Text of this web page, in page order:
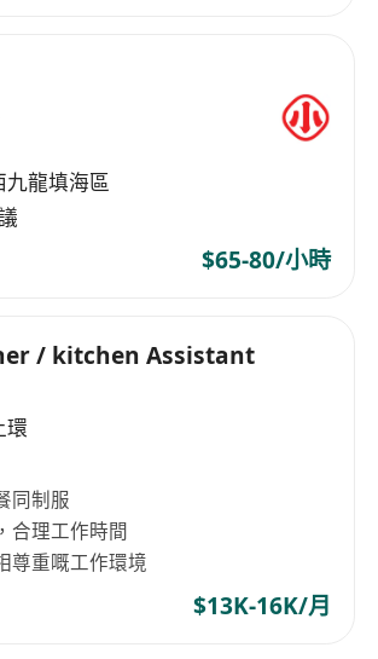
provided
performance bonus
annual leave, plus marriage
leave
training and internal promotion
(Mandatory Provident
九龍填海區
$65-80/小時
/ kitchen Assistant
環
同制服
合理工作時間
尊重嘅工作環境
$13K-16K/月